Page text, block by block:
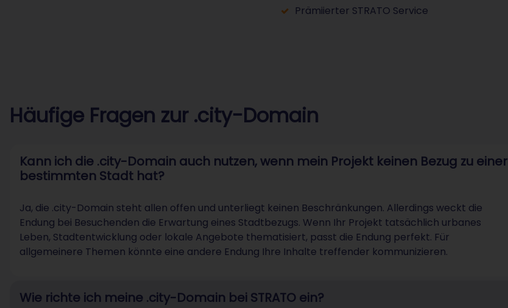
Prämiierter STRATO Service
Häufige Fragen zur .city-Domain
Kann ich die .city-Domain auch nutzen, wenn mein Projekt keinen Bezug zu einer
bestimmten Stadt hat?
Ja, die .city-Domain steht allen offen und unterliegt keinen Beschränkungen. Allerdings weckt die
Endung bei Besuchenden die Erwartung eines Stadtbezugs. Wenn Ihr Projekt tatsächlich urbanes
Leben, Stadtentwicklung oder lokale Angebote thematisiert, passt die Endung perfekt. Für
allgemeinere Themen könnte eine andere Endung Ihre Inhalte treffender kommunizieren.
Wie richte ich meine .city-Domain bei STRATO ein?